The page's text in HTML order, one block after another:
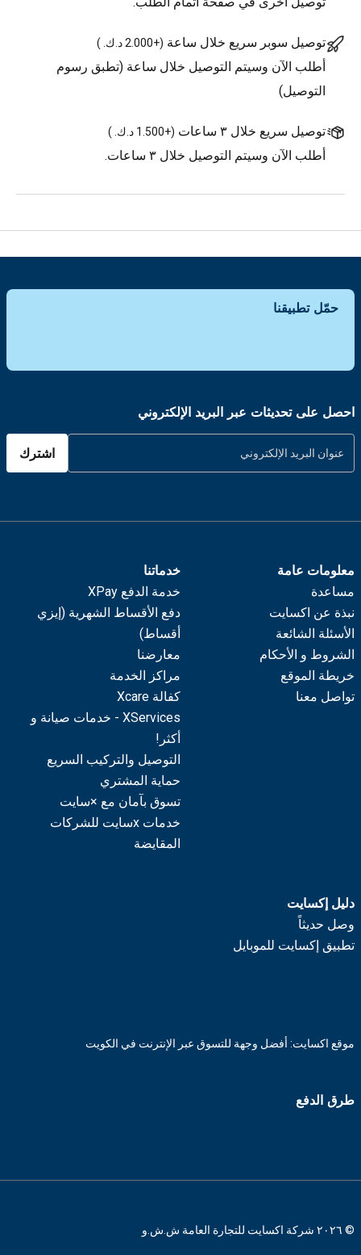
توصيل سوبر سريع خلال ساعة (+2.000 د.ك. )
أطلب الآن وسيتم التوصيل خلال ساعة (تطبق رسوم
التوصيل)
توصيل سريع خلال ٣ ساعات (+1.500 د.ك. )
أطلب الآن وسيتم التوصيل خلال ٣ ساعات.
حمّل تطبيقنا
احصل على تحديثات عبر البريد الإلكتروني
اشترك
معلومات عامة
مساعدة
نبذة عن اكسايت
الأسئلة الشائعة
الشروط و الأحكام
خريطة الموقع
تواصل معنا
خدماتنا
خدمة الدفع XPay
دفع الأقساط الشهرية (إيزي
أقساط)
معارضنا
مراكز الخدمة
كفالة Xcare
XServices - خدمات صيانة و
أكثر!
التوصيل والتركيب السريع
حماية المشتري
تسوق بآمان مع ×سايت
خدمات xسايت للشركات
المقايضة
دليل إكسايت
وصل حديثاً
تطبيق إكسايت للموبايل
موقع اكسايت: أفضل وجهة للتسوق عبر الإنترنت في الكويت
طرق الدفع
© ٢٠٢٦ شركة اكسايت للتجارة العامة ش.ش.و